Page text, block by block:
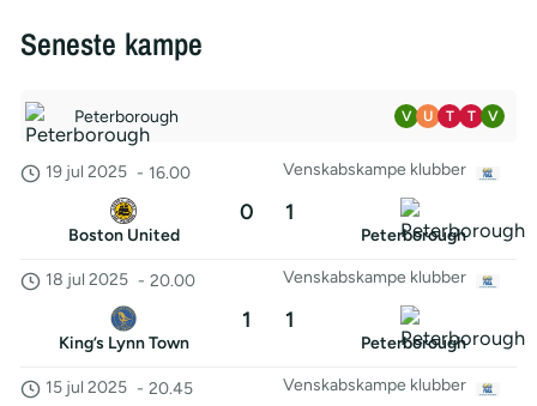
Seneste kampe
Peterborough V U T T V
Venskabskampe klubber
19 jul 2025 - 16.00
Boston United
0 1
Peterborough
Venskabskampe klubber
18 jul 2025 - 20.00
King’s Lynn Town
1 1
Peterborough
Venskabskampe klubber
15 jul 2025 - 20.45